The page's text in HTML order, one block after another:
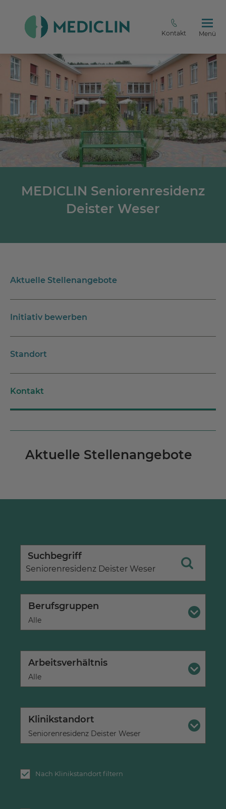
Kontakt Menü
MEDICLIN Seniorenresidenz
Deister Weser
Aktuelle Stellenangebote
Initiativ bewerben
Standort
Kontakt
Aktuelle Stellenangebote
Suchbegriff
Berufsgruppen
×
Alle
Arbeitsverhältnis
×
Alle
Klinikstandort
×
Seniorenresidenz Deister Weser
Nach Klinikstandort filtern